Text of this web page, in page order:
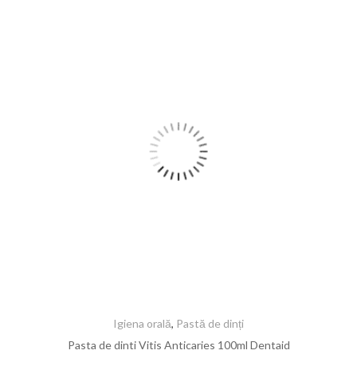
Igiena orală, Pastă de dinți
Pasta de dinti Vitis Anticaries 100ml Dentaid